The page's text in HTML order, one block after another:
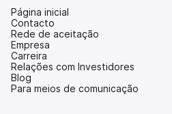
Página inicial
Contacto
Rede de aceitação
Empresa
Carreira
Relações com Investidores
(abre
num
Blog
Para meios de comunicação